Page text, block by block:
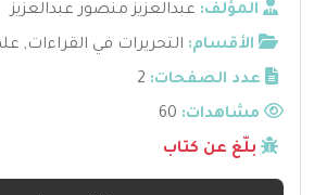
المؤلف: عبدالعزيز منصور عبدالعزيز
الأقسام: التحريرات في القراءات,
عدد الصفحات: 2
مشاهدات:
بلّغ عن كتاب